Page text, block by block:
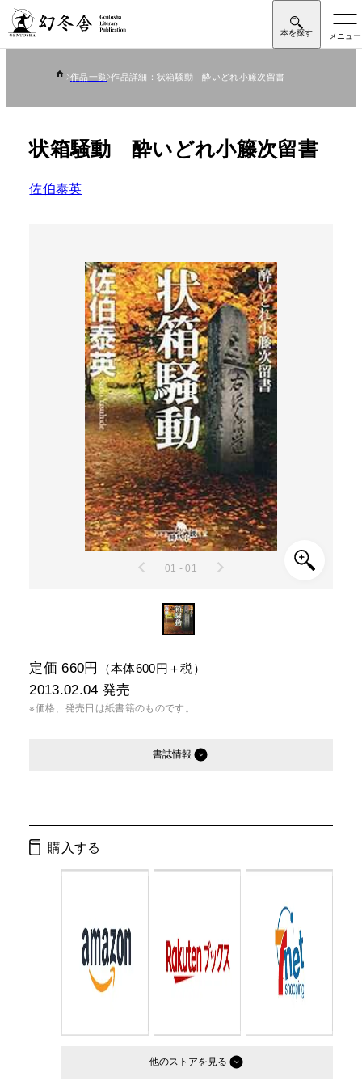
作品一覧 作品詳細：状箱騒動 酔いどれ小籐次留書
状箱騒動 酔いどれ小籐次留書
佐伯泰英
01 - 01
定価 660円 （本体600円＋税）
2013.02.04 発売
※価格、発売日は紙書籍のものです。
書誌情報
ISBN： 9784344419872
判型：
購入する
他のストア